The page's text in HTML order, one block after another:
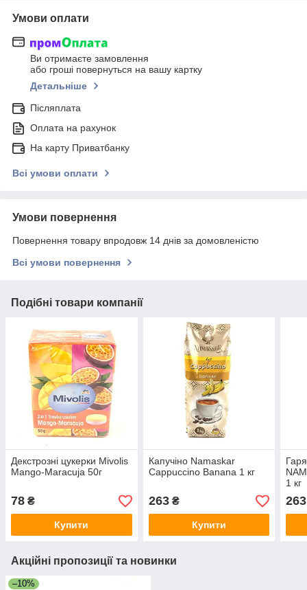
Умови оплати
Ви отримаєте замовлення
або гроші повернуться на вашу картку
Детальніше
Післяплата
Оплата на рахунок
На карту Приватбанку
Всі умови оплати
Умови повернення
Повернення товару впродовж 14 днів за домовленістю
Всі умови повернення
Подібні товари компанії
Декстрозні цукерки Mivolis
Mango-Maracuja 50г
78 ₴
Купити
Капучіно Namaskar
Cappuccino Banana 1 кг
263₴
Купити
1 кг
263
Акційні пропозиції та новинки
–10%